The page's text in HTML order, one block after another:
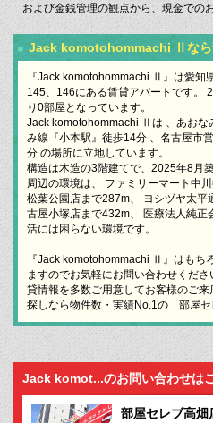
および金銭管理の観点から、現金での
Jack komotohommachi Ⅱなら
『Jack komotohommachi Ⅱ』は愛知
145、146にある賃貸アパートです。
り0部屋となっています。
Jack komotohommachi Ⅱは 、あおな
み線『小本駅』徒歩14分 、名古屋市
分 の場所に立地しています。
構造は木造の3階建てで、2025年8月
周辺の環境は、 ファミリーマート中
松葉公園店まで287m、 ヨシヅヤ太平
古屋小塚店まで432m、 医療法人純正
活には困らない環境です。
『Jack komotohommachi Ⅱ』はもち
ますのでお気軽にお問い合わせくだ
貸情報を多数ご用意してお客様のご
探しなら物件数・実績No.1の「部屋セ
Jack komot...のお問い合わせは
部屋セレブ高畑